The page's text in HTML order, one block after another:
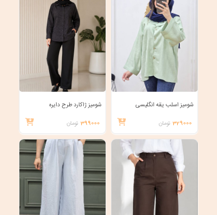
شومیز اسلب یقه انگلیسی
329000 تومان
شومیز ژاکارد طرح دایره
399000 تومان